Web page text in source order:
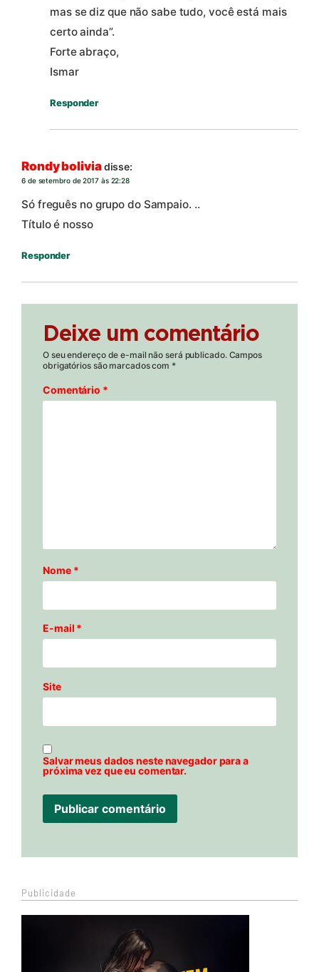
mas se diz que não sabe tudo, você está mais
certo ainda”.
Forte abraço,
Ismar
Responder
Rondy boliviadisse:
6 de setembro de 2017 às 22:28
Só freguês no grupo do Sampaio. ..
Título é nosso
Responder
Deixe um comentário
O seu endereço de e-mail não será publicado. Campos
obrigatórios são marcados com *
Comentário *
Nome *
E-mail *
Site
Salvar meus dados neste navegador para a
próxima vez que eu comentar.
Publicidade